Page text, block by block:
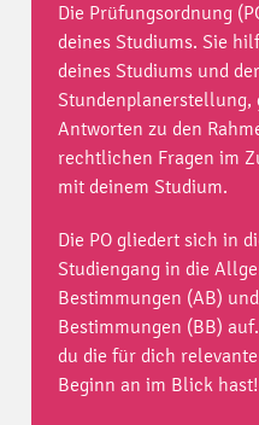
Die Prüfungsordnung
deines Studiums. Sie
deines Studiums und der
Stundenplanerstellung,
Antworten zu den
rechtlichen Fragen im
mit deinem Studium.
Die PO gliedert sich in
Studiengang in die
Bestimmungen (AB)
Bestimmungen (BB)
du die für dich relevante
Beginn an im Blick hast!